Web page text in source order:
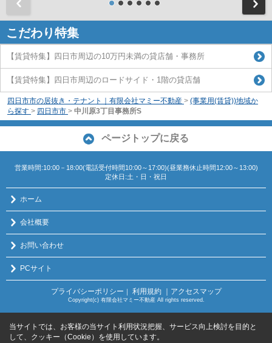
こだわり特集
【賃貸特集】四日市周辺の10万円未満の貸店舗・事務所
【賃貸特集】四日市周辺のロードサイド・1階の貸店舗
四日市市の居抜き・テナント｜有限会社マミー不動産 > (事業用(賃貸))地域か
ら探す > 四日市市 > 中川原3丁目事務所S
ページトップに戻る
営業時間:10:00－18:00(電話受付時間10:00～17:00)(昼業務休止時間12:00～13:00)
定休日:土・日・祝日
ホーム
会社概要
お問い合わせ
PCサイト
プライバシーポリシー 利用規約 ｜アクセスマップ
Copyright(c) 有限会社マミー不動産 All rights reserved.
当サイトでは、お客様の当サイト利用状況把握、サービス向上検討を目的と
して、クッキー（Cookie）を使用しています。